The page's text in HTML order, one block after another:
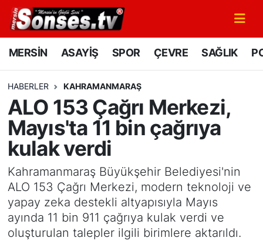
MERSİN ASAYİŞ SPOR ÇEVRE SAĞLIK
HABERLER KAHRAMANMARAŞ
ALO 153 Çağrı Merkezi,
Mayıs'ta 11 bin çağrıya
kulak verdi
Kahramanmaraş Büyükşehir Belediyesi'nin
ALO 153 Çağrı Merkezi, modern teknoloji ve
yapay zeka destekli altyapısıyla Mayıs
ayında 11 bin 911 çağrıya kulak verdi ve
oluşturulan talepler ilgili birimlere aktarıldı.
MERSİN
SPOR
GÜNÜN MANŞETİ
KÜLTÜR - SANAT
MAGAZİN
Mersin Nöbetçi Eczaneler
Mersin Namaz Vakitleri
Mersin Trafik Yoğunluk Haritası
Süper Lig Puan Durumu ve Fikstür
Tüm Manşetler
Son Dakika Haberleri